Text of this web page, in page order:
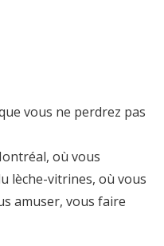
vous ne perdrez pas
où vous
lèche-vitrines, où vous
amuser, vous faire